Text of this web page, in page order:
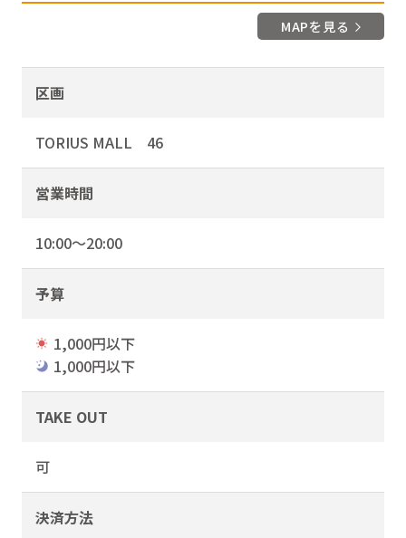
MAPを見る
区画
TORIUS MALL 46
営業時間
10:00～20:00
予算
1,000円以下
1,000円以下
TAKE OUT
可
決済方法